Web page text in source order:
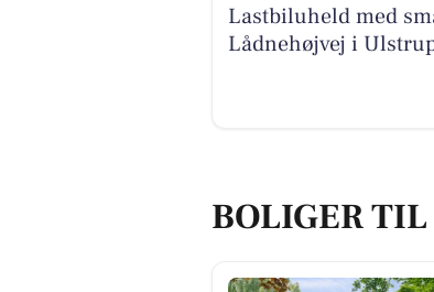
Lastbiluheld med
Lådnehøjvej i
BOLIGER